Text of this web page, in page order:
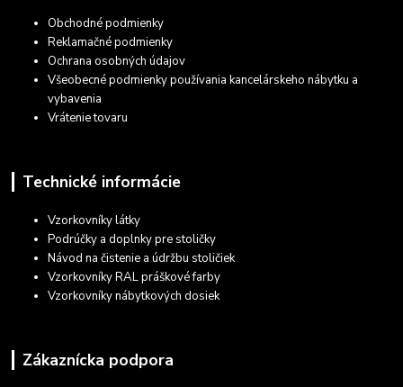
Obchodné podmienky
Reklamačné podmienky
Ochrana osobných údajov
Všeobecné podmienky používania kancelárskeho nábytku a
vybavenia
Vrátenie tovaru
Technické informácie
Vzorkovníky látky
Podrúčky a doplnky pre stoličky
Návod na čistenie a údržbu stoličiek
Vzorkovníky RAL práškové farby
Vzorkovníky nábytkových dosiek
Zákaznícka podpora